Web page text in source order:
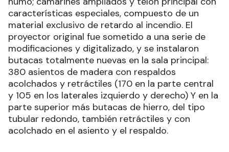
características especiales, compuesto de un
material exclusivo de retardo al incendio. El
proyector original fue sometido a una serie de
modificaciones y digitalizado, y se instalaron
butacas totalmente nuevas en la sala principal:
380 asientos de madera con respaldos
acolchados y retráctiles (170 en la parte central
y 105 en los laterales izquierdo y derecho) Y en la
parte superior más butacas de hierro, del tipo
tubular redondo, también retráctiles y con
acolchado en el asiento y el respaldo.